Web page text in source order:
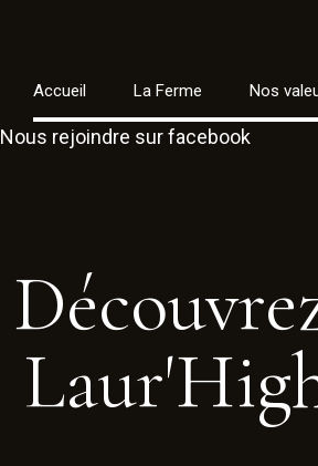
Accueil La Ferme Nos
Nous rejoindre sur facebook